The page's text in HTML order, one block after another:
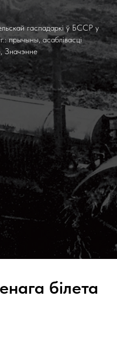
гаспадаркі ў БССР у
прычыны, асаблівасці
Значэнне
білета